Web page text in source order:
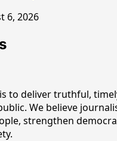
6, 2026
to deliver truthful,
We believe
strengthen